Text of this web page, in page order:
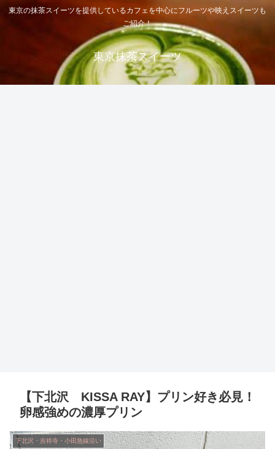
東京の抹茶スイーツを提供しているカフェを中心にフルーツや映えスイーツも
ご紹介！
東京抹茶スイーツ
【下北沢 KISSA RAY】プリン好き必見！
卵感強めの濃厚プリン
下北沢・吉祥寺・小田急線沿い